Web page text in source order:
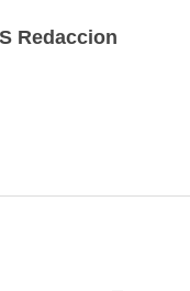
Redaccion